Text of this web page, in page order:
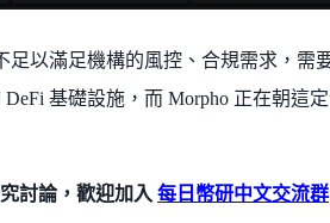
足以滿足機構的風控、合規需求，需
基礎設施，而 Morpho 正在朝這
討論，歡迎加入 每日幣研中文交流群